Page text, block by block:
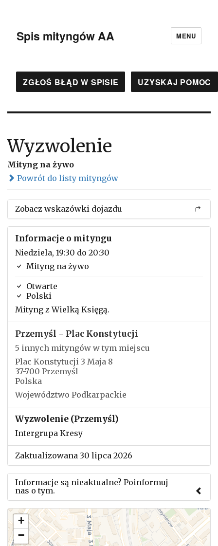
Spis mityngów AA MENU
ZGŁOŚ BŁĄD W SPISIE UZYSKAJ POMOC
Wyzwolenie
Mityng na żywo
Powrót do listy mityngów
Zobacz wskazówki dojazdu
Informacje o mityngu
Niedziela, 19:30 do 20:30
Mityng na żywo
Otwarte
Polski
Mityng z Wielką Księgą.
Przemyśl - Plac Konstytucji
5 innych mityngów w tym miejscu
Plac Konstytucji 3 Maja 8
37-700 Przemyśl
Polska
Województwo Podkarpackie
Wyzwolenie (Przemyśl)
Intergrupa Kresy
Zaktualizowana 30 lipca 2026
Informacje są nieaktualne? Poinformuj
nas o tym.
Użyj tego formularza aby przesłać informację o
zmianach w powyższym mityngu.
+
−